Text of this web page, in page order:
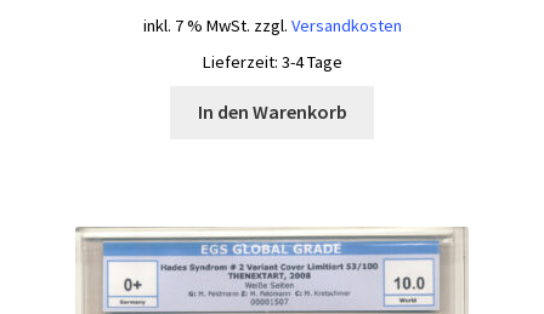
inkl. 7 % MwSt. zzgl. Versandkosten
Lieferzeit: 3-4 Tage
In den Warenkorb